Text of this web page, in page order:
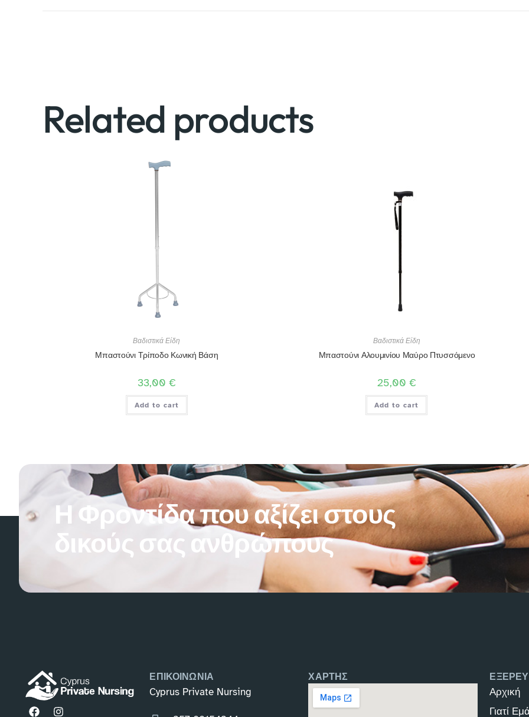
Related products
Βαδιστικά Είδη
Μπαστούνι Τρίποδο Κωνική Βάση
33,00 €
Add to cart
Βαδιστικά Είδη
Μπαστούνι Αλουμινίου Μαύρο Πτυσσόμενο
25,00 €
Add to cart
Η Φροντίδα που αξίζει στους
δικούς σας ανθρώπους
ΕΠΙΚΟΙΝΩΝΙΑ
Cyprus Private Nursing
ΧΑΡΤΗΣ
Αρχική
Γιατί